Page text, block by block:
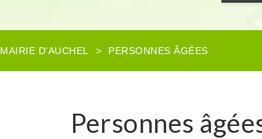
MAIRIE D'AUCHEL > PERSONNES ÂGÉES
Personnes